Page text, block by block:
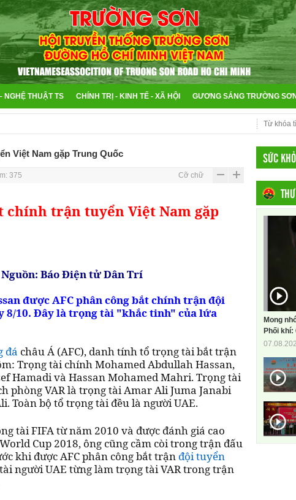
NGHỆ THUẬT TS CHÍNH TRỊ - KINH TẾ - XÃ HỘI GƯƠNG SÁNG TRƯỜNG SƠN
Việt Nam gặp Trung Quốc
375 Cỡ chữ
chính trận tuyển Việt Nam gặp
Nguồn: Báo Điện tử Dân Trí
được AFC phân công bắt chính trận đội
8/10. Đây là trọng tài "khắc tinh" của lứa
đá châu Á (AFC), danh tính tổ trọng tài bắt trận
Trọng tài chính Mohamed Abdullah Hassan,
Hamadi và Hassan Mohamed Mahri. Trọng tài
phòng VAR là trọng tài Amar Ali Juma Janabi
Toàn bộ tổ trọng tài đều là người UAE.
tài FIFA từ năm 2010 và được đánh giá cao
Cup 2018, ông cũng cầm còi trong trận đấu
khi được AFC phân công bắt trận đội tuyển
người UAE từng làm trọng tài VAR trong trận
SỨC
Mong
Phối khí: